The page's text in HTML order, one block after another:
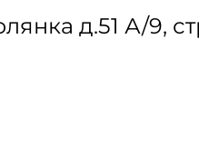
д.51 А/9,